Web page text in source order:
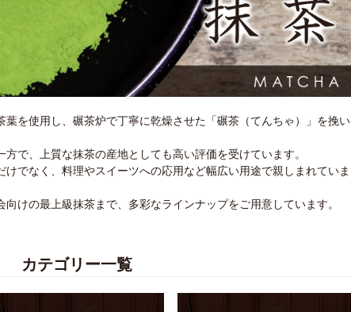
を使用し、碾茶炉で丁寧に乾燥させた「碾茶（てんちゃ）」を挽い
で、上質な抹茶の産地としても高い評価を受けています。
でなく、料理やスイーツへの応用など幅広い用途で親しまれていま
けの最上級抹茶まで、多彩なラインナップをご用意しています。
カテゴリー一覧